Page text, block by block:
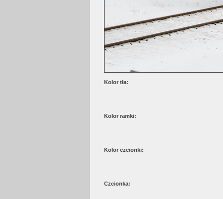
Kolor tła:
Kolor ramki:
Kolor czcionki:
Czcionka: